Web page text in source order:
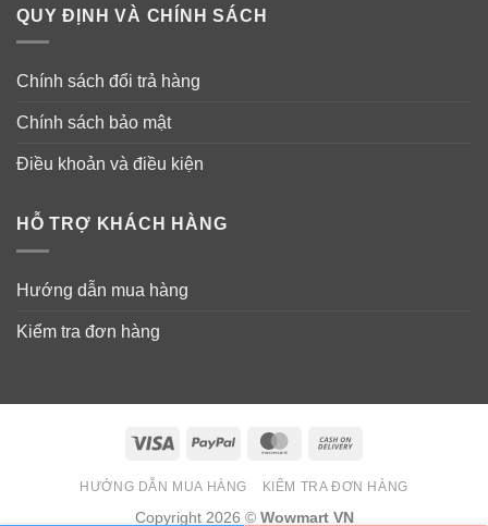
Sugarbearhair Hair Vitamins được thiết kế như những
Bạn có thể ngậm cho tan từ từ hoặc nhai, mỗi ngày 2
QUY ĐỊNH VÀ CHÍNH SÁCH
Chính sách đổi trả hàng
Chính sách bảo mật
Điều khoản và điều kiện
HỖ TRỢ KHÁCH HÀNG
Hướng dẫn mua hàng
Kiểm tra đơn hàng
Visa PayPal MasterCard
Delivery
HƯỚNG DẪN MUA HÀNG KIỂM TRA ĐƠN HÀNG
Copyright 2026 © Wowmart VN